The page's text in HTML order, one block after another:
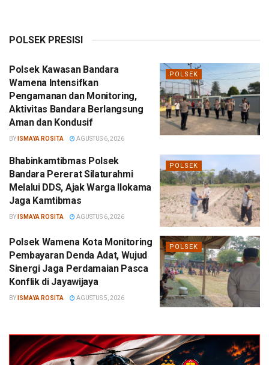
POLSEK PRESISI
POLSEK
Polsek Kawasan Bandara
Wamena Intensifkan
Pengamanan dan Monitoring,
Aktivitas Bandara Berlangsung
Aman dan Kondusif
BY ISMAYA ROSITA AGUSTUS 6, 2026
POLSEK
Bhabinkamtibmas Polsek
Bandara Pererat Silaturahmi
Melalui DDS, Ajak Warga Ilokama
Jaga Kamtibmas
BY ISMAYA ROSITA AGUSTUS 6, 2026
POLSEK
Polsek Wamena Kota Monitoring
Pembayaran Denda Adat, Wujud
Sinergi Jaga Perdamaian Pasca
Konflik di Jayawijaya
BY ISMAYA ROSITA AGUSTUS 5, 2026